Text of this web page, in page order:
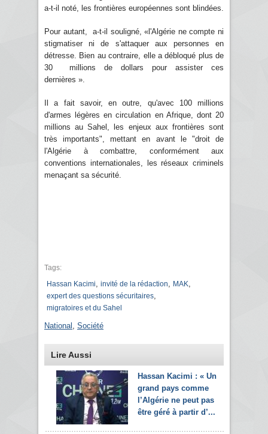
a-t-il noté, les frontières européennes sont blindées.
Pour autant, a-t-il souligné, «l'Algérie ne compte ni
stigmatiser ni de s'attaquer aux personnes en
détresse. Bien au contraire, elle a débloqué plus de
30 millions de dollars pour assister ces
dernières ».
Il a fait savoir, en outre, qu'avec 100 millions
d'armes légères en circulation en Afrique, dont 20
millions au Sahel, les enjeux aux frontières sont
très importants", mettant en avant le "droit de
l'Algérie à combattre, conformément aux
conventions internationales, les réseaux criminels
menaçant sa sécurité.
Tags:
Hassan Kacimi
invité de la rédaction MAK
expert des questions sécuritaires
migratoires et du Sahel
National Société
Lire Aussi
Hassan Kacimi : « Un
grand pays comme
l’Algérie ne peut pas
être géré à partir d’...